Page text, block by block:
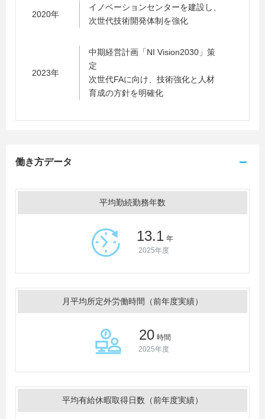
2020年
イノベーションセンターを建設し、
次世代技術開発体制を強化
2023年
中期経営計画「NI Vision2030」策
定
次世代FAに向け、技術強化と人材
育成の方針を明確化
働き方データ
平均勤続勤務年数
13.1 年
2025年度
月平均所定外労働時間（前年度実績）
20 時間
2025年度
平均有給休暇取得日数（前年度実績）